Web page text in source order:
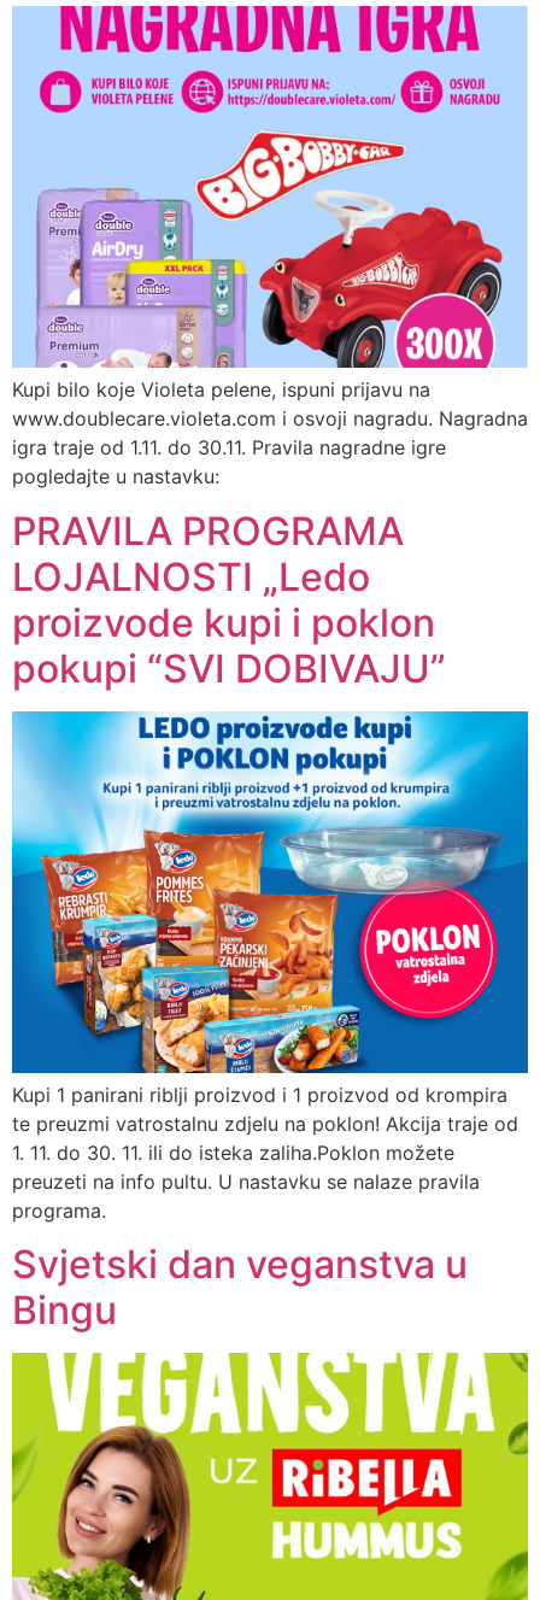
Kupi bilo koje Violeta pelene, ispuni prijavu na
www.doublecare.violeta.com i osvoji nagradu. Nagradna
igra traje od 1.11. do 30.11. Pravila nagradne igre
pogledajte u nastavku:
PRAVILA PROGRAMA
LOJALNOSTI „Ledo
proizvode kupi i poklon
pokupi “SVI DOBIVAJU”
Kupi 1 panirani riblji proizvod i 1 proizvod od krompira
te preuzmi vatrostalnu zdjelu na poklon! Akcija traje od
1. 11. do 30. 11. ili do isteka zaliha.Poklon možete
preuzeti na info pultu. U nastavku se nalaze pravila
programa.
Svjetski dan veganstva u
Bingu